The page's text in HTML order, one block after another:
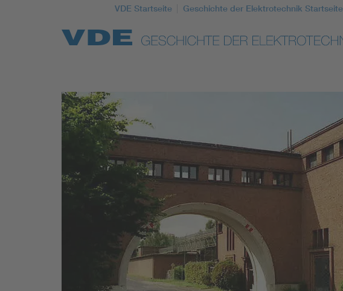
VDE Startseite Geschichte der Elektrotechnik Startseite
Top Themen
Weitere Themen